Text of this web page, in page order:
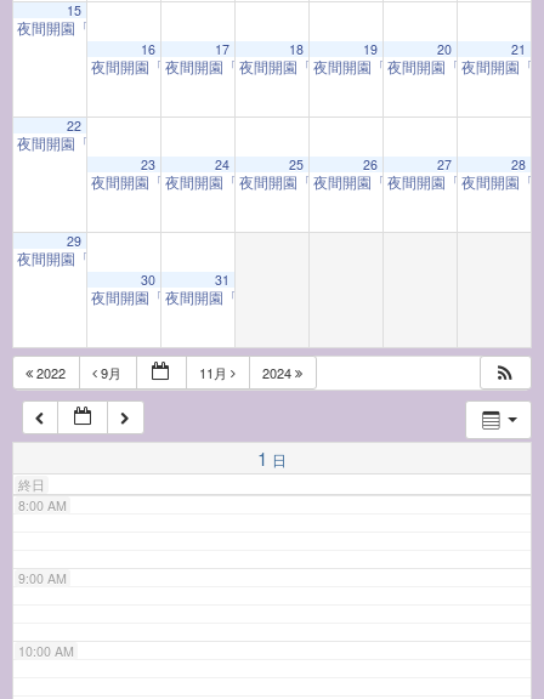
15
夜間開園「もみじの宴」
16
夜間開園「もみじの宴」6:00 PM
17
夜間開園「もみじの宴」6:00 PM
18
夜間開園「もみじの宴」6:00 PM
19
夜間開園「もみじの宴」6:00 PM
20
夜間開園「もみじの宴
21
夜間開園「
22
夜間開園「もみじの宴」
23
夜間開園「もみじの宴」6:00 PM
24
夜間開園「もみじの宴」6:00 PM
25
夜間開園「もみじの宴」6:00 PM
26
夜間開園「もみじの宴」6:00 PM
27
夜間開園「もみじの宴
28
夜間開園「
29
夜間開園「もみじの宴」
30
夜間開園「もみじの宴」
31
夜間開園「もみじの宴」
2022 9月 11月 2024
1 日
終日
3:00 AM
6:00 AM
7:00 AM
8:00 AM
9:00 AM
10:00 AM